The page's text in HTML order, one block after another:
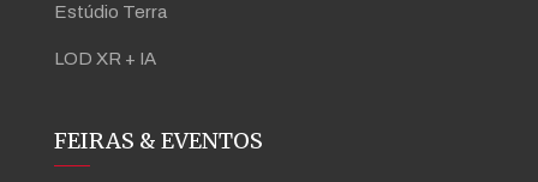
Estúdio Terra
LOD XR + IA
FEIRAS & EVENTOS